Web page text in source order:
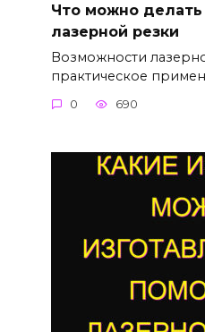
Что можно делать
лазерной резки
Возможности
практическое
0 690